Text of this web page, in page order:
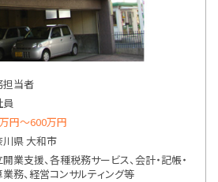
担当者
員
円〜600万円
川県 大和市
業支援、各種税務サービス、会計・記帳・
務、経営コンサルティング等